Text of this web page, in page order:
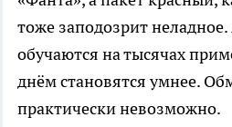
тоже заподозрит
обучаются на тысячах
днём становятся умнее.
практически невозможно.